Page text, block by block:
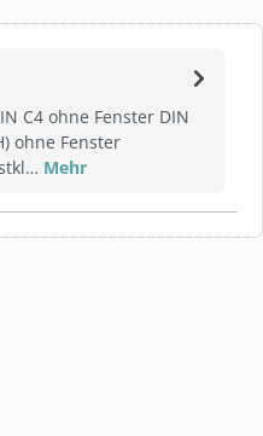
C4 ohne Fenster DIN
ohne Fenster
Mehr